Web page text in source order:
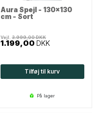
Aura Spejl - 130x130
cm - Sort
1.199,00 DKK
Vejl. 3.999,00DKK
Tilføj til kurv
på lager